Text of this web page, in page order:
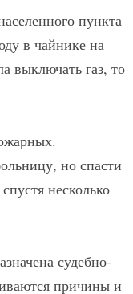
пункта
в чайнике на
выключать газ, то
но спасти
несколько
судебно-
причины и